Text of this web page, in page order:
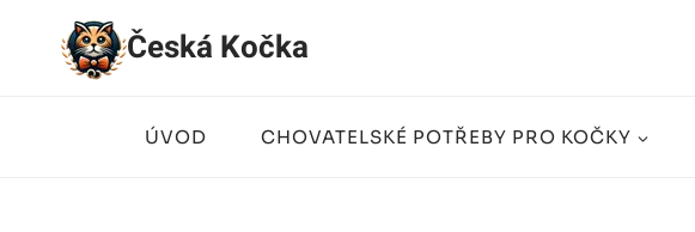
Přeskočit
Česká Kočka
ÚVOD CHOVATELSKÉ POTŘEBY PRO KOČKY